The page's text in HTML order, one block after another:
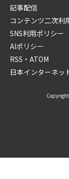
記事配信
コンテンツ二次利
SNS利用ポリシー
AIポリシー
RSS・ATOM
日本インターネッ